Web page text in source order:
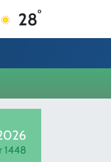
28°
1448